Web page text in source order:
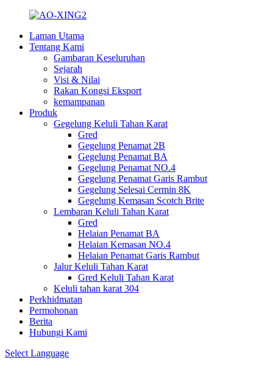
Laman Utama
Tentang Kami
Gambaran Keseluruhan
Sejarah
Visi & Nilai
Rakan Kongsi Eksport
kemampanan
Produk
Gegelung Keluli Tahan Karat
Gred
Gegelung Penamat 2B
Gegelung Penamat BA
Gegelung Penamat NO.4
Gegelung Penamat Garis Rambut
Gegelung Selesai Cermin 8K
Gegelung Kemasan Scotch Brite
Lembaran Keluli Tahan Karat
Gred
Helaian Penamat BA
Helaian Kemasan NO.4
Helaian Penamat Garis Rambut
Jalur Keluli Tahan Karat
Gred Keluli Tahan Karat
Keluli tahan karat 304
Perkhidmatan
Permohonan
Berita
Hubungi Kami
Select Language